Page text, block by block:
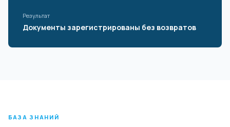
Результат
Документы зарегистрированы без возвратов
БАЗА ЗНАНИЙ